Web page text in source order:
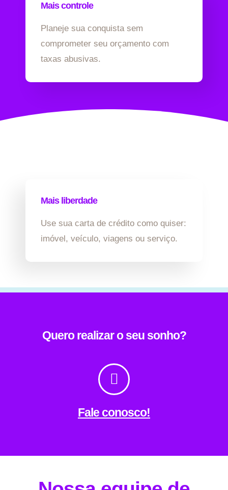
Mais controle
Planeje sua conquista sem
comprometer seu orçamento com
taxas abusivas.
Mais liberdade
Use sua carta de crédito como quiser:
imóvel, veículo, viagens ou serviço.
Quero realizar o seu sonho?
Fale conosco!